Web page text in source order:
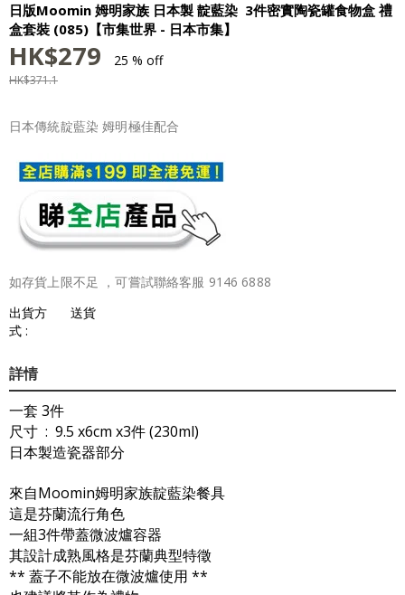
日版Moomin 姆明家族 日本製 靛藍染 3件密實陶瓷罐食物盒 禮
盒套裝 (085)【市集世界 - 日本市集】
HK$279 25 % off
HK$371.1
日本傳統靛藍染 姆明極佳配合
如存貨上限不足 ，可嘗試聯絡客服 9146 6888
出貨方
式 :
送貨
詳情
一套 3件
尺寸 : 9.5 x6cm x3件 (230ml)
日本製造瓷器部分
來自Moomin姆明家族靛藍染餐具
這是芬蘭流行角色
一組3件帶蓋微波爐容器
其設計成熟風格是芬蘭典型特徵
** 蓋子不能放在微波爐使用 **